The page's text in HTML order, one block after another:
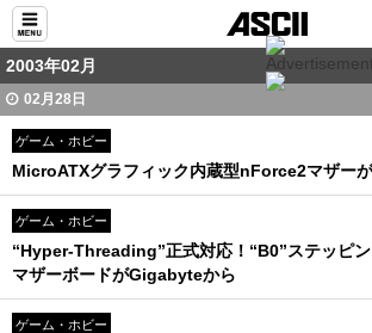
2003年02月
02月28日
ゲーム・ホビー
MicroATXグラフィック内蔵型nForce2マザー
ゲーム・ホビー
“Hyper-Threading”正式対応！“B0”ステッピ
マザーボードがGigabyteから
ゲーム・ホビー